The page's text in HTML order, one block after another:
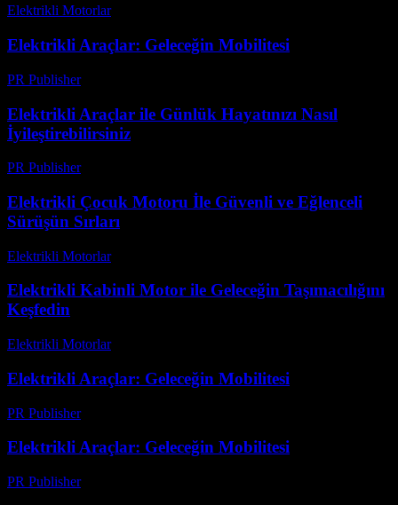
Elektrikli Motorlar-
Elektrikli Araçlar: Geleceğin Mobilitesi
PR Publisher-
Elektrikli Araçlar ile Günlük Hayatınızı Nasıl
İyileştirebilirsiniz
PR Publisher-
Elektrikli Çocuk Motoru İle Güvenli ve Eğlenceli
Sürüşün Sırları
Elektrikli Motorlar-
Elektrikli Kabinli Motor ile Geleceğin Taşımacılığını
Keşfedin
Elektrikli Motorlar-
Elektrikli Araçlar: Geleceğin Mobilitesi
PR Publisher-
Elektrikli Araçlar: Geleceğin Mobilitesi
PR Publisher-